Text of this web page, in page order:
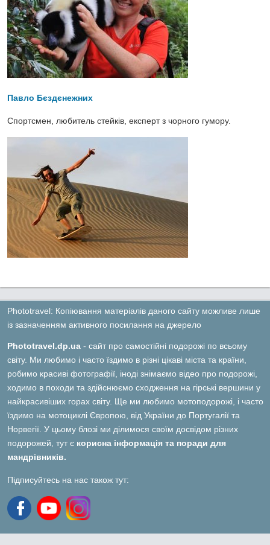
Павло Бєздєнежних
Спортсмен, любитель стейків, експерт з чорного гумору.
Phototravel: Копіювання матеріалів даного сайту можливе лише
із зазначенням активного посилання на джерело
Phototravel.dp.ua - сайт про самостійні подорожі по всьому
світу. Ми любимо і часто їздимо в різні цікаві міста та країни,
робимо красиві фотографії, іноді знімаємо відео про подорожі,
ходимо в походи та здійснюємо сходження на гірські вершини у
найкрасивіших горах світу. Ще ми любимо мотоподорожі, і часто
їздимо на мотоциклі Європою, від України до Португалії та
Норвегії. У цьому блозі ми ділимося своїм досвідом різних
подорожей, тут є корисна інформація та поради для
мандрівників.
Підписуйтесь на нас також тут: